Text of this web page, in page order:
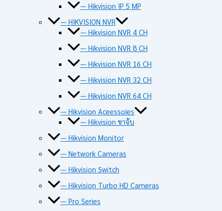
— Hikvision IP 5 MP
— HIKVISION NVR
— Hikvision NVR 4 CH
— Hikvision NVR 8 CH
— Hikvision NVR 16 CH
— Hikvision NVR 32 CH
— Hikvision NVR 64 CH
— Hikvision Aceessoies
— Hikvision ขาจับ
— Hikvision Monitor
— Network Cameras
— Hikvision Switch
— Hikvision Turbo HD Cameras
— Pro Series